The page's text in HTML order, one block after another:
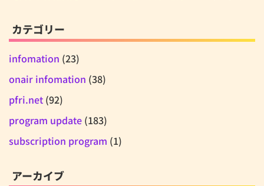
カテゴリー
infomation (23)
onair infomation (38)
pfri.net (92)
program update (183)
subscription program (1)
アーカイブ